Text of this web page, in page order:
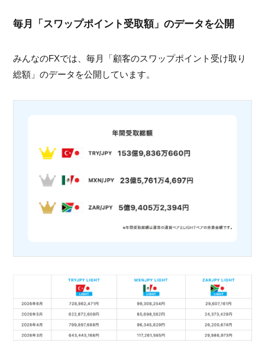
毎月「スワップポイント受取額」のデータを公開
みんなのFXでは、毎月「顧客のスワップポイント受け取り
総額」のデータを公開しています。